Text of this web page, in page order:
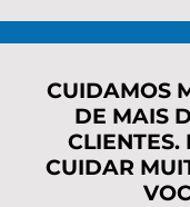
taxas,
caminho
CUIDAMOS
DE MAIS
CLIENTES.
CUIDAR